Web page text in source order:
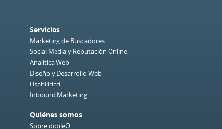
Servicios
Marketing de Buscadores
Social Media y Reputación Online
Analítica Web
Diseño y Desarrollo Web
Usabilidad
Inbound Marketing
Quiénes somos
Sobre dobleO